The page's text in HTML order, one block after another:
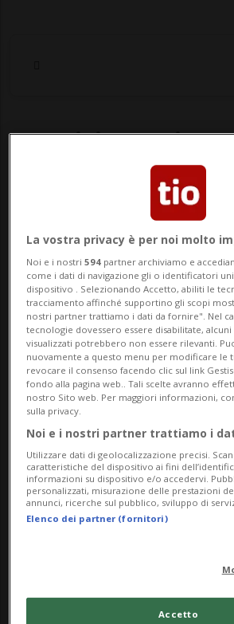
Notizie su
Cadavere
Segui le notizie e gli
Ritrovamento
TURGOVIA
Cadavere di una
nel lago, sarebbe
La vostra privacy è per noi molto
Noi e i nostri594 partner archiviamo e
come i dati di navigazione gli o identificatori
dispositivo . Selezionando Accetto, abiliti le
tracciamento affinché supportino gli scopi
nostri partner trattiamo i dati da fornire". Nel
tecnologie dovessero essere disabilitate,
visualizzati potrebbero non essere rilevanti.
nuovamente a questo menu per modificare le
revocare il consenso facendo clic sul link
fondo alla pagina web.. Tali scelte avranno
nostro Sito web. Per maggiori informazioni,
sulla privacy.
Noi e i nostri partner trattiamo i
Utilizzare dati di geolocalizzazione precisi.
caratteristiche del dispositivo ai fini
informazioni su dispositivo e/o accedervi.
personalizzati, misurazione delle prestazioni
annunci, ricerche sul pubblico, sviluppo di
Elenco dei partner (fornitori)
Accetto